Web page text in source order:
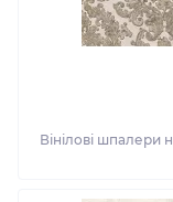
Вінілові шпалери